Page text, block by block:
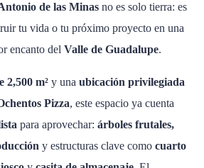
de las Minas no es solo tierra: es
tu vida o tu próximo proyecto en una
encanto del Valle de Guadalupe.
2,500 m² y una ubicación privilegiada
Pizza, este espacio ya cuenta
para aprovechar: árboles frutales,
y estructuras clave como cuarto